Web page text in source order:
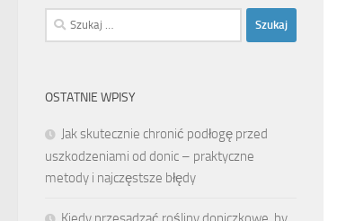
Szukaj:
OSTATNIE WPISY
Jak skutecznie chronić podłogę przed
uszkodzeniami od donic – praktyczne
metody i najczęstsze błędy